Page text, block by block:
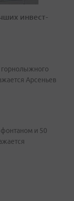
инвест-
горнолыжного
Арсеньев
и 50